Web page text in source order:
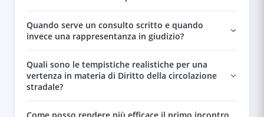
Quando serve un consulto scritto e quando
invece una rappresentanza in giudizio?
Quali sono le tempistiche realistiche per una
vertenza in materia di Diritto della circolazione
stradale?